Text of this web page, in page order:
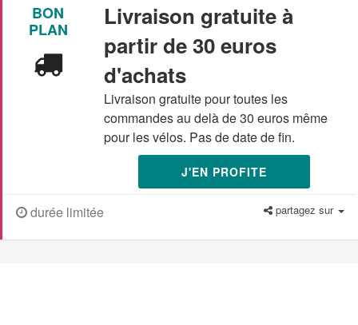
BON
PLAN
Livraison gratuite à
partir de 30 euros
d'achats
Livraison gratuite pour toutes les
commandes au delà de 30 euros même
pour les vélos. Pas de date de fin.
J'EN PROFITE
durée limitée partagez sur